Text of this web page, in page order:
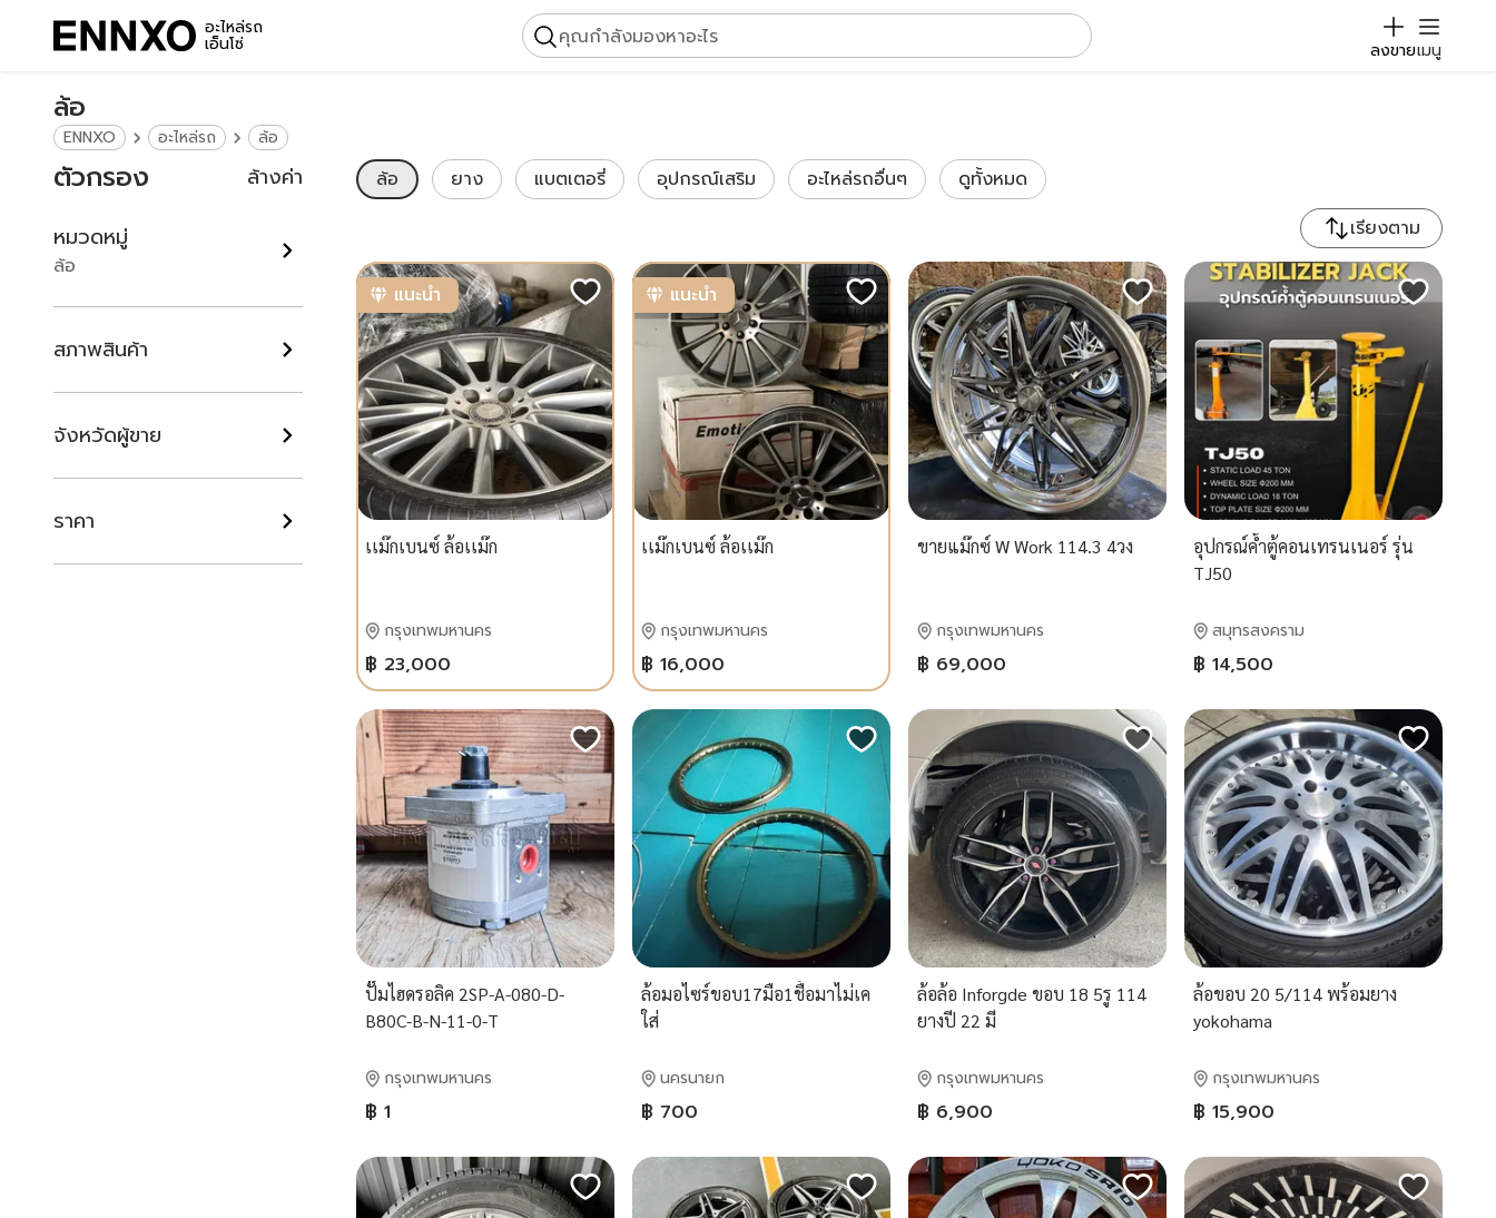
อะไหล่รถ
เอ็นโซ่ คุณกำลังมองหาอะไร
ลงขายเมนู
ล้อ
ENNXO อะไหล่รถ ล้อ
แนะนำ
เเม๊กเบนซ์ ล้อเเม๊ก
กรุงเทพมหานคร
฿ 23,000
แนะนำ
เเม๊กเบนซ์ ล้อเเม๊ก
กรุงเทพมหานคร
฿ 16,000
ขายแม๊กซ์ W Work 114.3 4วง
กรุงเทพมหานคร
฿ 69,000
อุปกรณ์ค้ำตู้คอนเทรนเนอร์ รุ่น
TJ50
สมุทรสงคราม
฿ 14,500
ปั๊มไฮดรอลิค 2SP-A-080-D-
B80C-B-N-11-0-T
กรุงเทพมหานคร
฿ 1
ล้อมอไซร์ขอบ17มือ1ชื้ิอมาไม่เค
ใส่
นครนายก
฿ 700
ล้อล้อ Inforgde ขอบ 18 5รู 114
ยางปี 22 มี
กรุงเทพมหานคร
฿ 6,900
ล้อขอบ 20 5/114 พร้อมยาง
yokohama
กรุงเทพมหานคร
฿ 15,900
ล้อ ยาง แบตเตอรี่ อุปกรณ์เสริม อะไหล่รถอื่นๆ
ดูทั้งหมด
เรียงตาม
ตัวกรอง
ล้างค่า
หมวดหมู่
ล้อ
สภาพสินค้า
จังหวัดผู้ขาย
ราคา